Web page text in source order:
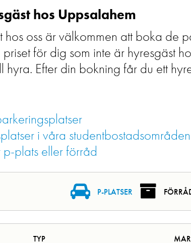
hos Uppsalahem
hos oss är välkommen att boka
för dig som inte är hyresgäst
hyra. Efter din bokning får du ett
i våra studentbostadsområden
plats eller förråd
P-PLATSER
TYP